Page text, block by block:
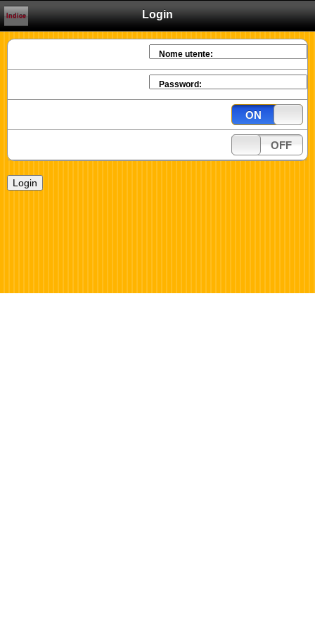
Login
Indice
Nome utente:
Password:
ON
OFF